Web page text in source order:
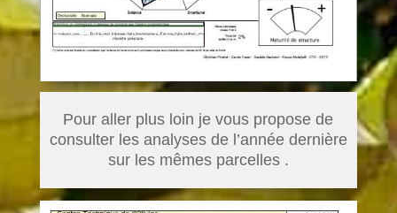
Pour aller plus loin je vous propose de
consulter les analyses de l’année dernière
sur les mêmes parcelles .